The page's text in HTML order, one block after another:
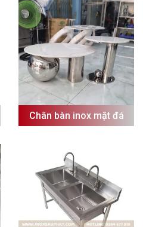
Chân bàn inox mặt đá